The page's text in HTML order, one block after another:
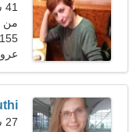
41 سال, برج جدی
من
27 سال, جوزا